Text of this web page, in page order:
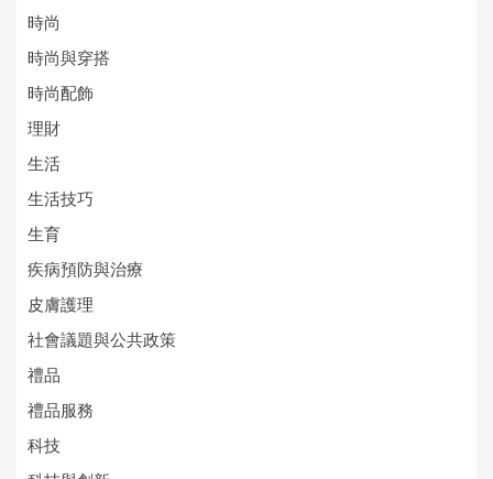
時尚
時尚與穿搭
時尚配飾
理財
生活
生活技巧
生育
疾病預防與治療
皮膚護理
社會議題與公共政策
禮品
禮品服務
科技